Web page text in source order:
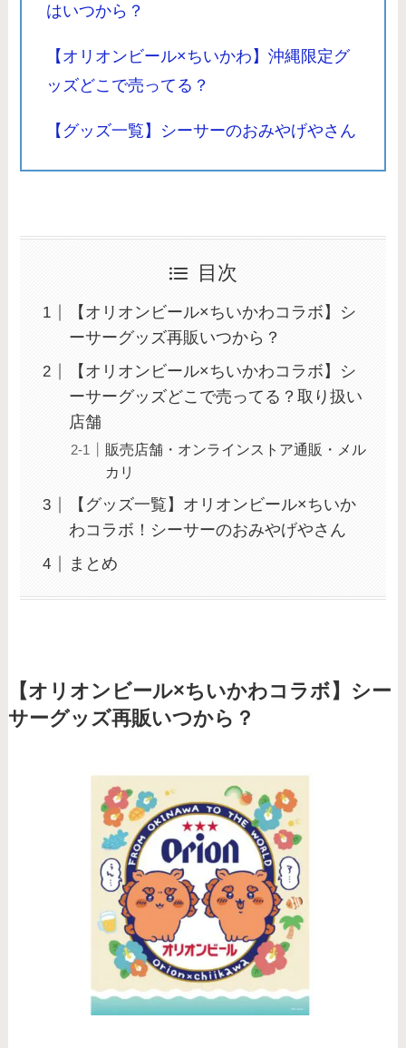
はいつから？
【オリオンビール×ちいかわ】沖縄限定グ
ッズどこで売ってる？
【グッズ一覧】シーサーのおみやげやさん
目次
【オリオンビール×ちいかわコラボ】シ
ーサーグッズ再販いつから？
【オリオンビール×ちいかわコラボ】シ
ーサーグッズどこで売ってる？取り扱い
店舗
販売店舗・オンラインストア通販・メル
カリ
【グッズ一覧】オリオンビール×ちいか
わコラボ！シーサーのおみやげやさん
まとめ
【オリオンビール×ちいかわコラボ】シー
サーグッズ再販いつから？